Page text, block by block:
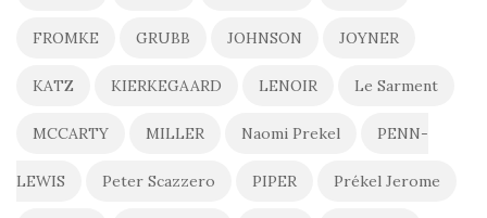
FROMKE GRUBB JOHNSON JOYNER
KATZ KIERKEGAARD LENOIR Le Sarment
MCCARTY MILLER Naomi Prekel PENN-
LEWIS Peter Scazzero PIPER Prékel Jerome